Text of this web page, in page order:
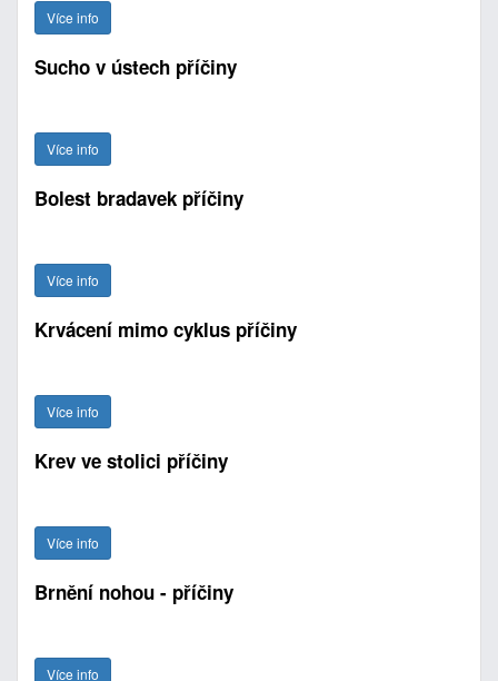
Více info
Sucho v ústech příčiny
Více info
Bolest bradavek příčiny
Více info
Krvácení mimo cyklus příčiny
Více info
Krev ve stolici příčiny
Více info
Brnění nohou - příčiny
Více info